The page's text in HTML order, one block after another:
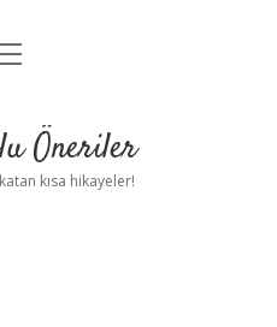
UyarıÖneriler
kısa hikayeler!